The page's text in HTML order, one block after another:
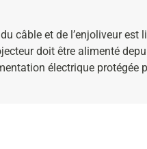
câble et de l’enjoliveur est
doit être alimenté
électrique protégée